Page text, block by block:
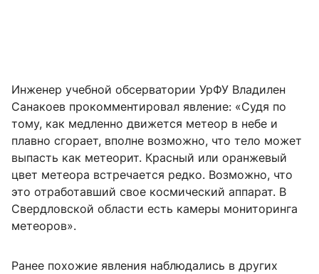
Инженер учебной обсерватории УрФУ Владилен
Санакоев прокомментировал явление: «Судя по
тому, как медленно движется метеор в небе и
плавно сгорает, вполне возможно, что тело может
выпасть как метеорит. Красный или оранжевый
цвет метеора встречается редко. Возможно, что
это отработавший свое космический аппарат. В
Свердловской области есть камеры мониторинга
метеоров».
Ранее похожие явления наблюдались в других